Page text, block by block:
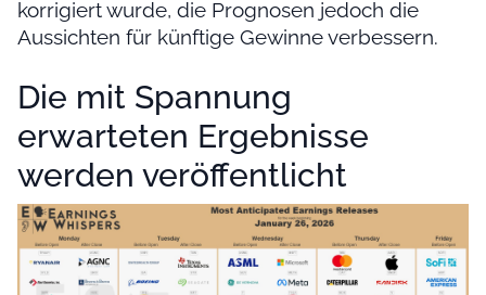
korrigiert wurde, die Prognosen jedoch die
Aussichten für künftige Gewinne verbessern.
Die mit Spannung
erwarteten Ergebnisse
werden veröffentlicht